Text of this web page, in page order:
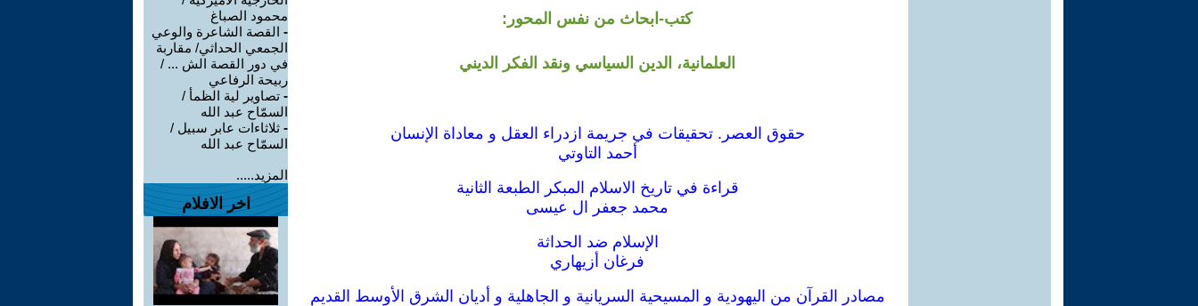
كتب-ابحاث من نفس المحور:
العلمانية، الدين السياسي ونقد الفكر الديني
حقوق العصر. تحقيقات في جريمة ازدراء العقل و معاداة الإنسان
أحمد التاوتي
قراءة في تاريخ الاسلام المبكر الطبعة الثانية
محمد جعفر ال عيسى
الإسلام ضد الحداثة
فرغان أزيهاري
مصادر القرآن من اليهودية و المسيحية السريانية و الجاهلية و أديان الشرق الأوسط القديم
محمود الصباغ
- القصة الشاعرة والوعي
الجمعي الحداثي/ مقاربة
في دور القصة الش ... /
ربيحة الرفاعي
- تصاوير لية الظمأ /
السمّاح عبد الله
- ثلاثاءات عابر سبيل /
السمّاح عبد الله
المزيد.....
اخر الافلام